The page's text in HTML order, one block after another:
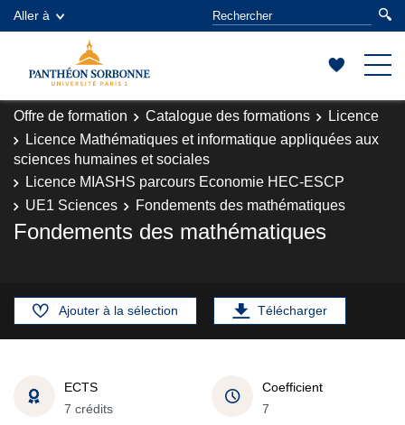
Aller à
Offre de formation Catalogue des formations
Licence
Licence Mathématiques et informatique appliquées aux
sciences humaines et sociales
Licence MIASHS parcours Economie HEC-ESCP
UE1 Sciences
Fondements des mathématiques
Fondements des mathématiques
Ajouter à la sélection Télécharger
ECTS
7 crédits
Coefficient
7